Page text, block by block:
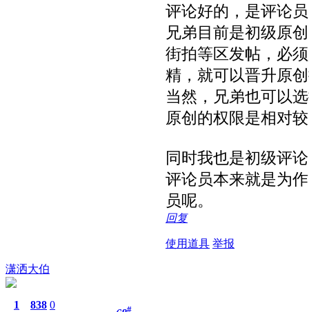
评论好的，是评论员
兄弟目前是初级原
街拍等区发帖，必
精，就可以晋升原
当然，兄弟也可以
原创的权限是相对
同时我也是初级评
评论员本来就是为
员呢。
回复
使用道具 举报
潇洒大伯
1 838 0 #